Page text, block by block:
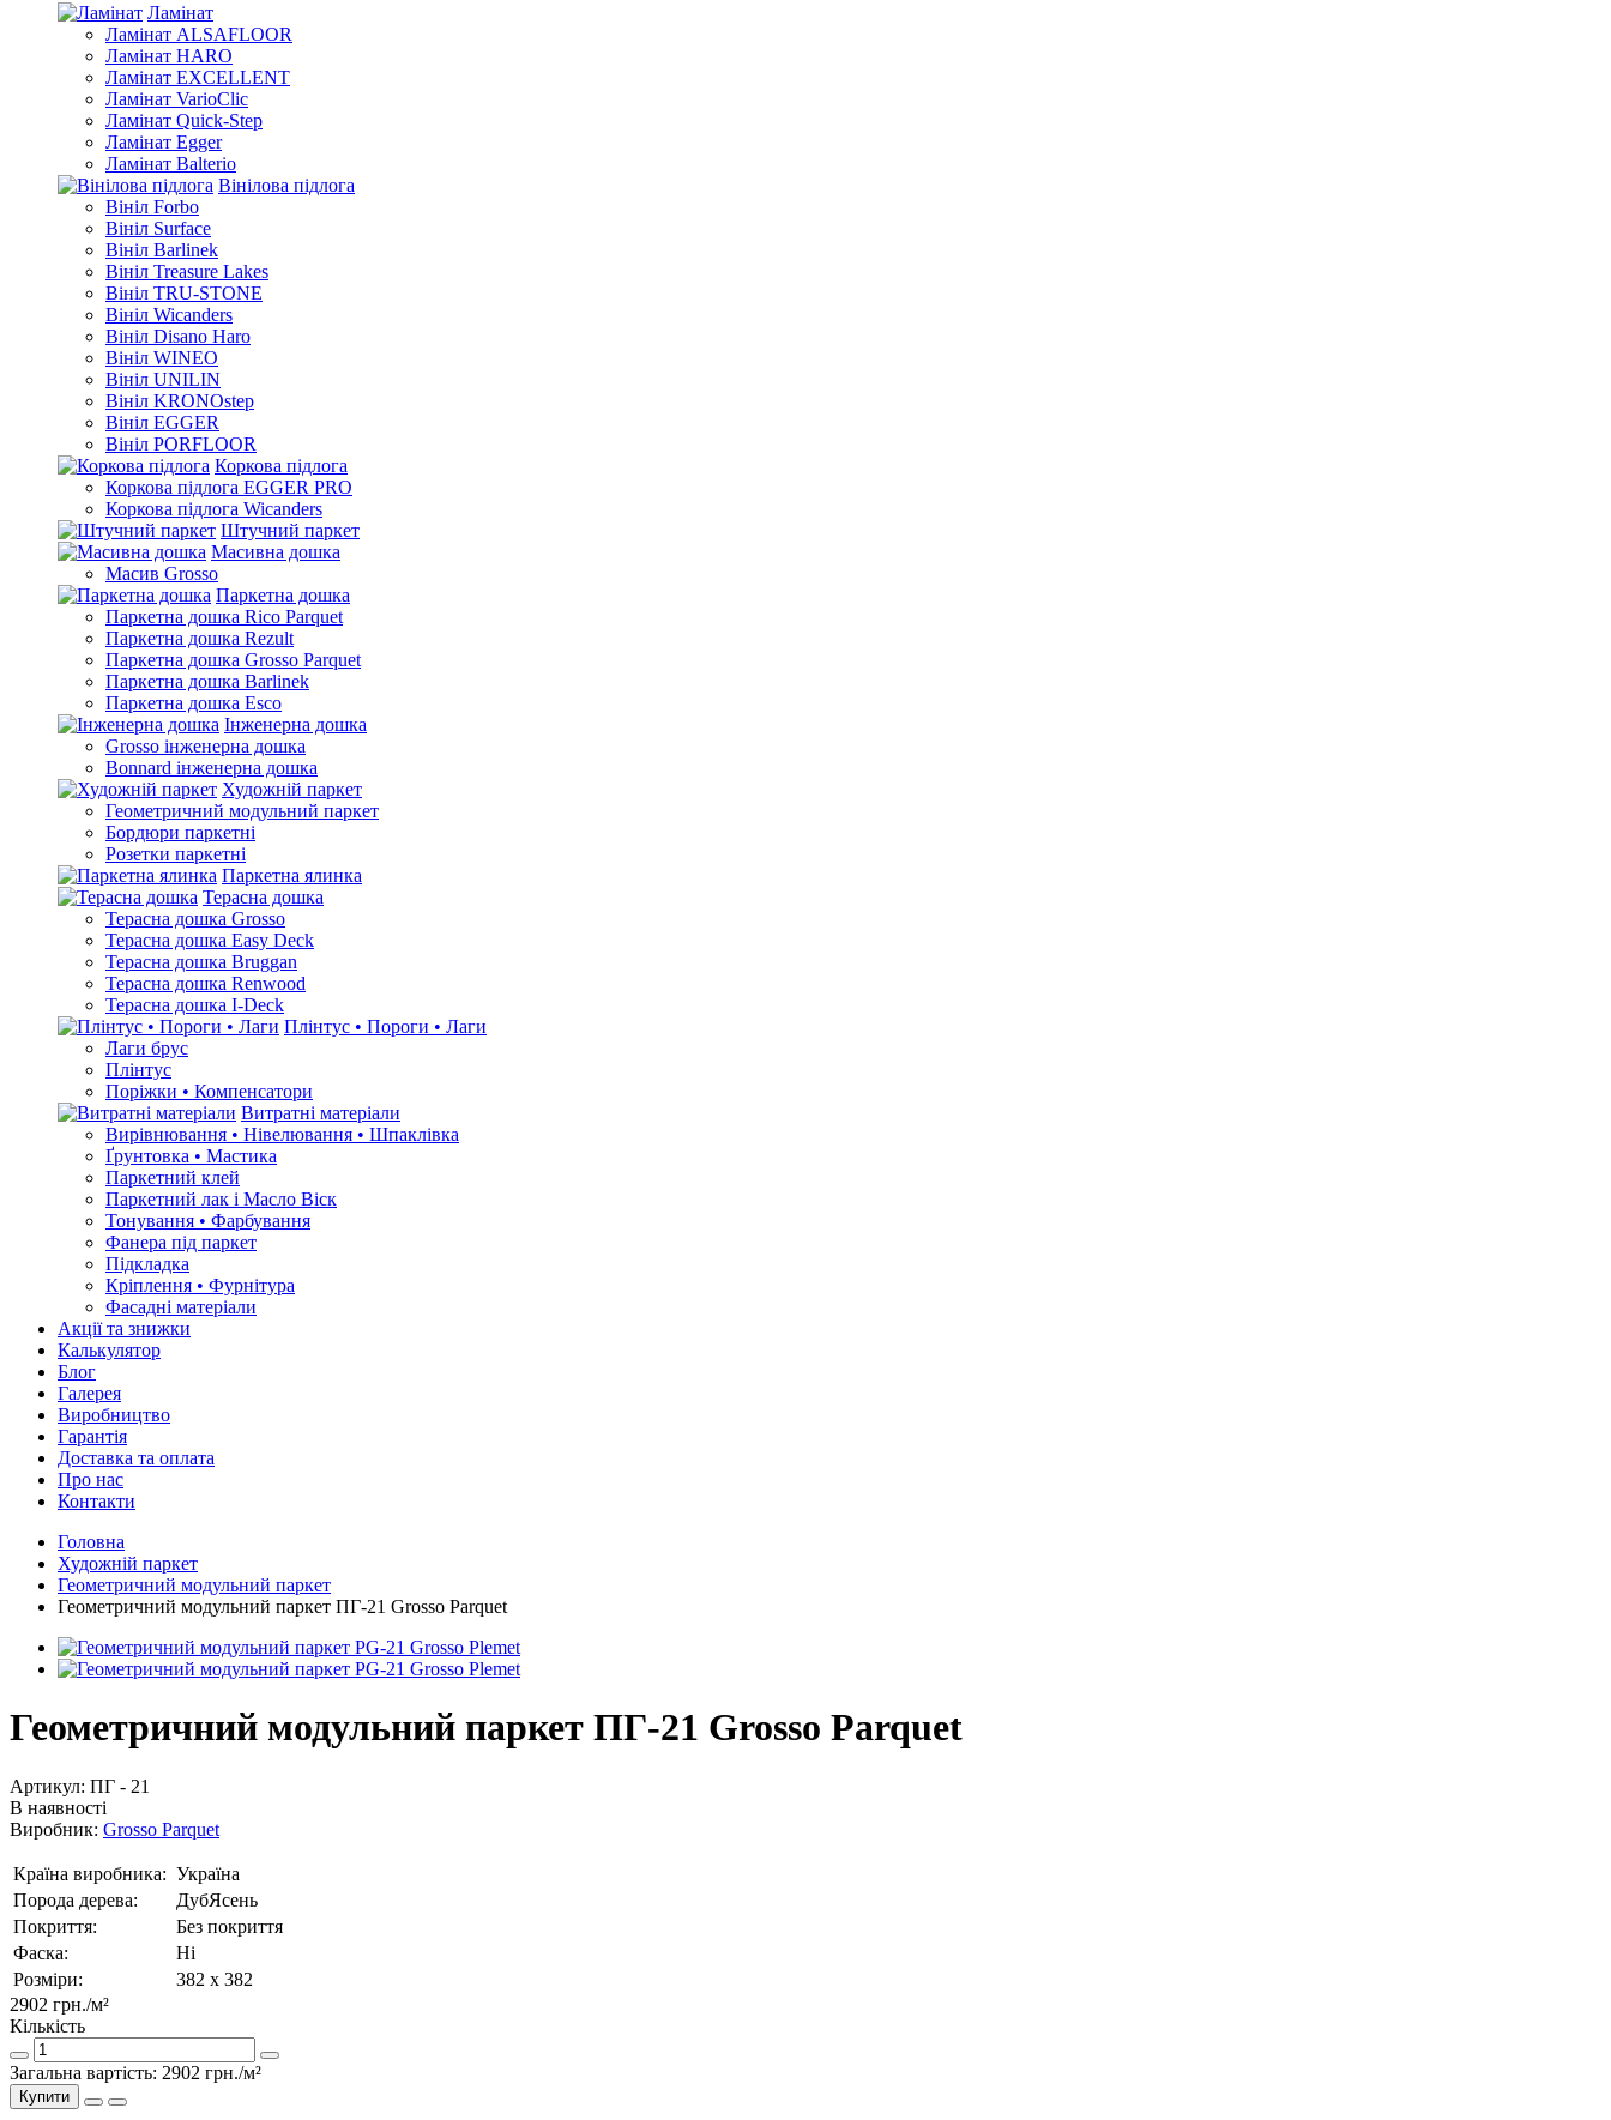
Ламінат
Ламінат ALSAFLOOR
Ламінат HARO
Ламінат EXCELLENT
Ламінат VarioClic
Ламінат Quick-Step
Ламінат Egger
Ламінат Balterio
Вінілова підлога
Вініл Forbo
Вініл Surface
Вініл Barlinek
Вініл Treasure Lakes
Вініл TRU-STONE
Вініл Wicanders
Вініл Disano Haro
Вініл WINEO
Вініл UNILIN
Вініл KRONOstep
Вініл EGGER
Вініл PORFLOOR
Коркова підлога
Коркова підлога EGGER PRO
Коркова підлога Wicanders
Штучний паркет
Масивна дошка
Масив Grosso
Паркетна дошка
Паркетна дошка Rico Parquet
Паркетна дошка Rezult
Паркетна дошка Grosso Parquet
Паркетна дошка Barlinek
Паркетна дошка Esco
Інженерна дошка
Grosso інженерна дошка
Bonnard інженерна дошка
Художній паркет
Геометричний модульний паркет
Бордюри паркетні
Розетки паркетні
Паркетна ялинка
Терасна дошка
Терасна дошка Grosso
Терасна дошка Easy Deck
Терасна дошка Bruggan
Терасна дошка Renwood
Терасна дошка I-Deck
Плінтус • Пороги • Лаги
Лаги брус
Плінтус
Поріжки • Компенсатори
Витратні матеріали
Вирівнювання • Нівелювання • Шпаклівка
Ґрунтовкa • Мастика
Паркетний клей
Паркетний лак і Масло Віск
Тонування • Фарбування
Фанера під паркет
Підкладка
Кріплення • Фурнітура
Фасадні матеріали
Акції та знижки
Калькулятор
Блог
Галерея
Виробництво
Гарантія
Доставка та оплата
Про нас
Контакти
Головна
Художній паркет
Геометричний модульний паркет
Геометричний модульний паркет ПГ-21 Grosso Parquet
Геометричний модульний паркет ПГ-21 Grosso Parquet
Артикул: ПГ - 21
В наявності
Виробник: Grosso Parquet
Країна виробника: Україна
Порода дерева:
ДубЯсень
Покриття:
Без покриття
Фаска:
Ні
Розміри:
382 х 382
2902 грн./м²
Кількість
Загальна вартість: 2902 грн./м²
Купити